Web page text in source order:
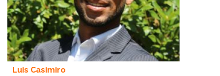
Luis Casimiro